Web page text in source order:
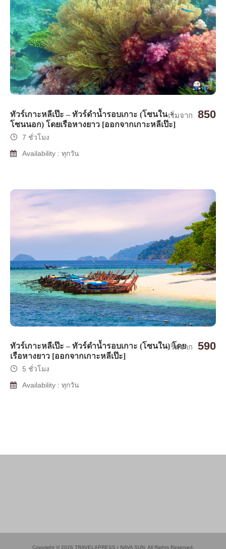
ทัวร์เกาะหลีเป๊ะ – ทัวร์ดำน้ำรอบเกาะ (โซนใน +
โซนนอก) โดยเรือหางยาว [ออกจากเกาะหลีเป๊ะ]
เริ่มจาก 850
7 ชั่วโมง
Availability : ทุกวัน
ทัวร์เกาะหลีเป๊ะ – ทัวร์ดำน้ำรอบเกาะ (โซนใน) โดย
เรือหางยาว [ออกจากเกาะหลีเป๊ะ]
เริ่มจาก 590
5 ชั่วโมง
Availability : ทุกวัน
Copyright © 2026 TRAVELXPRESS | NAVA SUN. All Rights Reserved.